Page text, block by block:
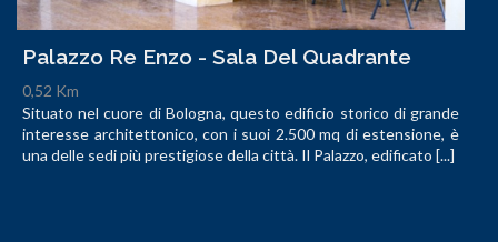
Palazzo Re Enzo - Sala Del Quadrante
0,52 Km
Situato nel cuore di Bologna, questo edificio storico di grande
interesse architettonico, con i suoi 2.500 mq di estensione, è
una delle sedi più prestigiose della città. Il Palazzo, edificato [...]